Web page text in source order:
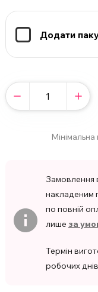
Додати
Мінімальна
накладеним
по повній
лише за
Термін
робочих днів